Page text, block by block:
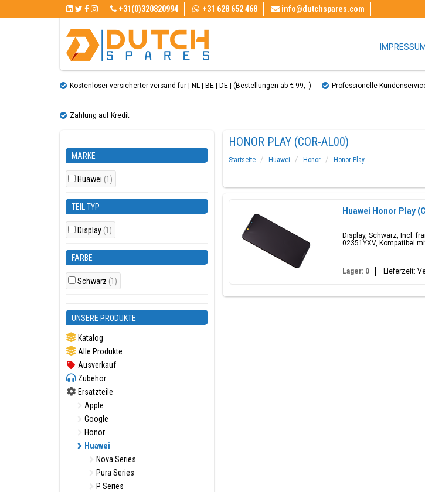
+31(0)320820994 +31 628 652 468 info@dutchspares.com
IMPRESSUM
Kostenloser versicherter versand fur | NL | BE | DE | (Bestellungen ab € 99, ​​-) Professionelle
Zahlung auf Kredit
MARKE
Huawei (1)
TEIL TYP
Display (1)
FARBE
Schwarz (1)
UNSERE PRODUKTE
Katalog
Alle Produkte
Ausverkauf
Zubehör
Ersatzteile
Apple
Google
Honor
Huawei
Nova Series
Pura Series
P Series
HONOR PLAY (COR-AL00)
Startseite Huawei Honor
Honor Play
Huawei Honor Play
Display, Schwarz, Incl.
02351YXV, Kompatibel
Lager: 0 Lieferzeit: